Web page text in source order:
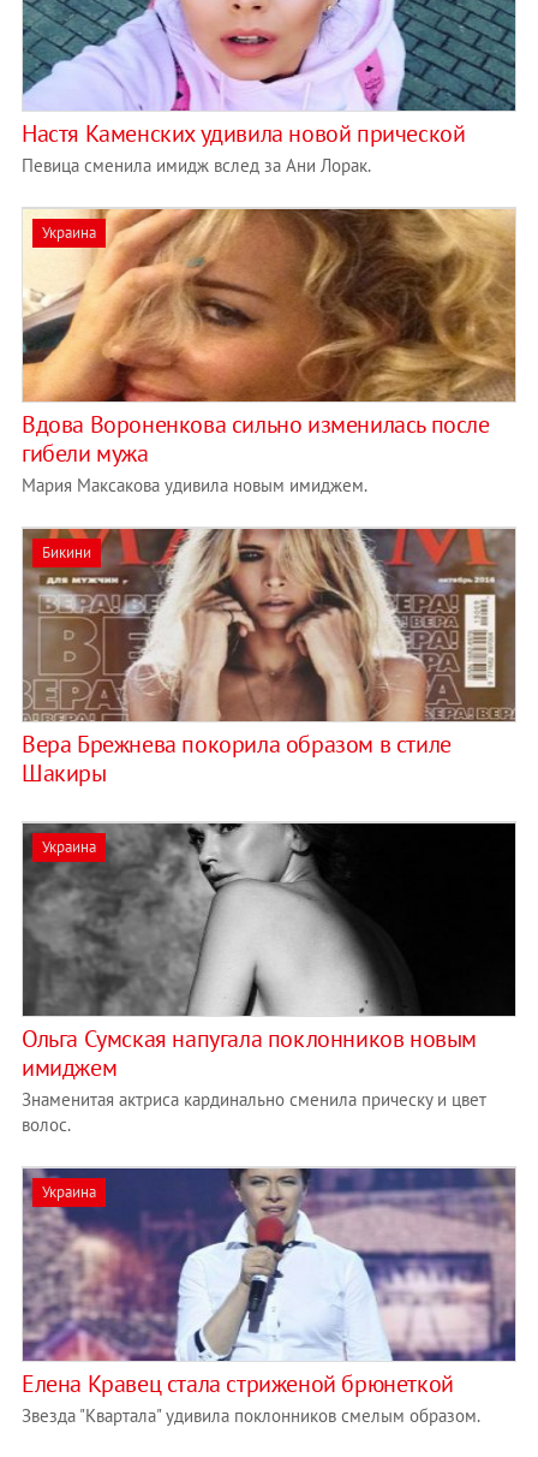
Настя Каменских удивила новой прической
Певица сменила имидж вслед за Ани Лорак.
Украина
Вдова Вороненкова сильно изменилась после
гибели мужа
Мария Максакова удивила новым имиджем.
Бикини
Вера Брежнева покорила образом в стиле
Шакиры
Украина
Ольга Сумская напугала поклонников новым
имиджем
Знаменитая актриса кардинально сменила прическу и цвет
волос.
Украина
Елена Кравец стала стриженой брюнеткой
Звезда "Квартала" удивила поклонников смелым образом.